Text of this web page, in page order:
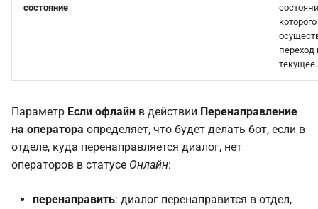
состояние
переход
текущее.
Параметр Если офлайн в действии Перенаправление
на оператора определяет, что будет делать бот, если в
отделе, куда перенаправляется диалог, нет
операторов в статусе Онлайн:
перенаправить: диалог перенаправится в отдел,